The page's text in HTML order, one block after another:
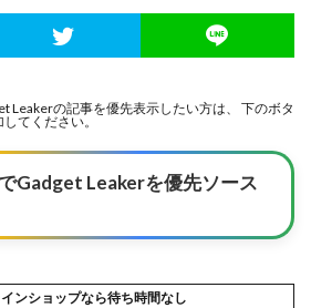
Leakerの記事を優先表示したい方は、 下のボタ
てください。
Gadget Leakerを優先ソース
ンショップなら待ち時間なし